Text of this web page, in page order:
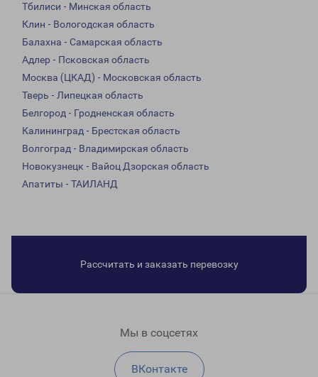
Тбилиси - Минская область
Клин - Вологодская область
Балахна - Самарская область
Адлер - Псковская область
Москва (ЦКАД) - Московская область
Тверь - Липецкая область
Белгород - Гродненская область
Калининград - Брестская область
Волгоград - Владимирская область
Новокузнецк - Вайоц Дзорская область
Апатиты - ТАИЛАНД
Рассчитать и заказать перевозку
Мы в соцсетях
ВКонтакте